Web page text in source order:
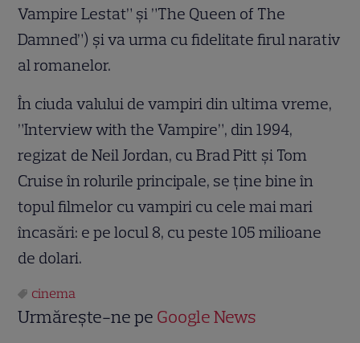
Vampire Lestat” și ”The Queen of The
Damned”) și va urma cu fidelitate firul narativ
al romanelor.
În ciuda valului de vampiri din ultima vreme,
”Interview with the Vampire”, din 1994,
regizat de Neil Jordan, cu Brad Pitt și Tom
Cruise în rolurile principale, se ține bine în
topul filmelor cu vampiri cu cele mai mari
încasări: e pe locul 8, cu peste 105 milioane
de dolari.
cinema
Urmărește-ne pe Google News